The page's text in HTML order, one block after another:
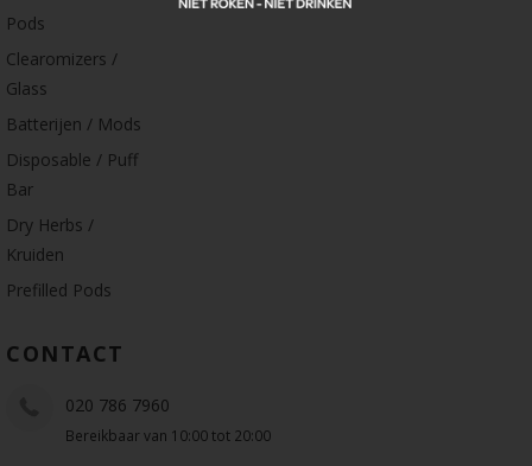
Pods
Clearomizers /
Glass
Batterijen / Mods
Disposable / Puff
Bar
Dry Herbs /
Kruiden
Prefilled Pods
CONTACT
020 786 7960
Bereikbaar van 10:00 tot 20:00